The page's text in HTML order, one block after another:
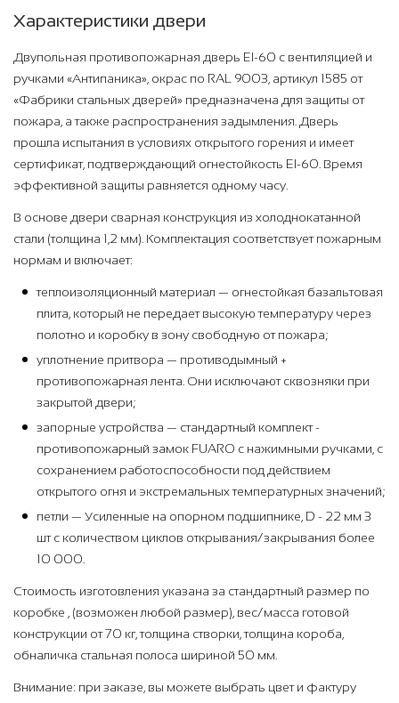
Характеристики двери
Двупольная противопожарная дверь EI-60 с вентиляцией и
ручками «Антипаника», окрас по RAL 9003, артикул 1585 от
«Фабрики стальных дверей» предназначена для защиты от
пожара, а также распространения задымления. Дверь
прошла испытания в условиях открытого горения и имеет
сертификат, подтверждающий огнестойкость EI-60. Время
эффективной защиты равняется одному часу.
В основе двери сварная конструкция из холоднокатанной
стали (толщина 1,2 мм). Комплектация соответствует пожарным
нормам и включает:
теплоизоляционный материал — огнестойкая базальтовая
плита, который не передает высокую температуру через
полотно и коробку в зону свободную от пожара;
уплотнение притвора — противодымный +
противопожарная лента. Они исключают сквозняки при
закрытой двери;
запорные устройства — стандартный комплект -
противопожарный замок FUARO с нажимными ручками, с
сохранением работоспособности под действием
открытого огня и экстремальных температурных значений;
петли — Усиленные на опорном подшипнике, D - 22 мм 3
шт с количеством циклов открывания/закрывания более
10 000.
Стоимость изготовления указана за стандартный размер по
коробке , (возможен любой размер), вес/масса готовой
конструкции от 70 кг, толщина створки, толщина короба,
обналичка стальная полоса шириной 50 мм.
Внимание: при заказе, вы можете выбрать цвет и фактуру